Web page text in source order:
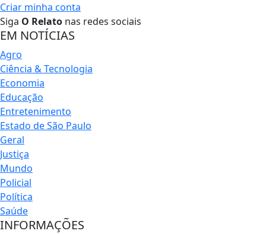
Criar minha conta
Siga O Relato nas redes sociais
EM NOTÍCIAS
Agro
Ciência & Tecnologia
Economia
Educação
Entretenimento
Estado de São Paulo
Geral
Justiça
Mundo
Policial
Política
Saúde
INFORMAÇÕES